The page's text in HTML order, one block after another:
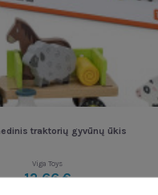
traktorių gyvūnų ūkis
Viga Toys
12,66 €